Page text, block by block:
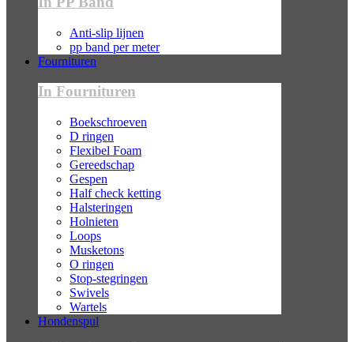
Anti-slip lijnen
pp band per meter
Fournituren
In Fournituren
Boekschroeven
D ringen
Flexibel Foam
Gereedschap
Gespen
Half check ketting
Halsteringen
Holnieten
Loops
Musketons
O ringen
Stop-stegringen
Swivels
Wartels
Hondenspul